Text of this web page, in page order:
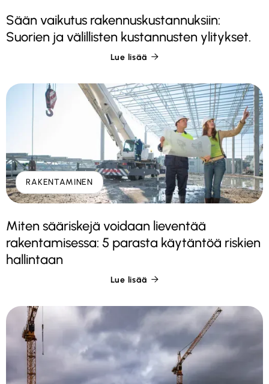
Sään vaikutus rakennuskustannuksiin:
Suorien ja välillisten kustannusten ylitykset.
Lue lisää 
RAKENTAMINEN
Miten sääriskejä voidaan lieventää
rakentamisessa: 5 parasta käytäntöä riskien
hallintaan
Lue lisää 